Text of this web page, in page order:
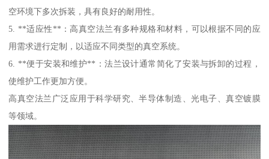
空环境下多次拆装，具有良好的耐用性。
5. **适应性**：高真空法兰有多种规格和材料，可以根据不同的应
用需求进行定制，以适应不同类型的真空系统。
6. **便于安装和维护**：法兰设计通常简化了安装与拆卸的过程，
使维护工作更加方便。
高真空法兰广泛应用于科学研究、半导体制造、光电子、真空镀膜
等领域。